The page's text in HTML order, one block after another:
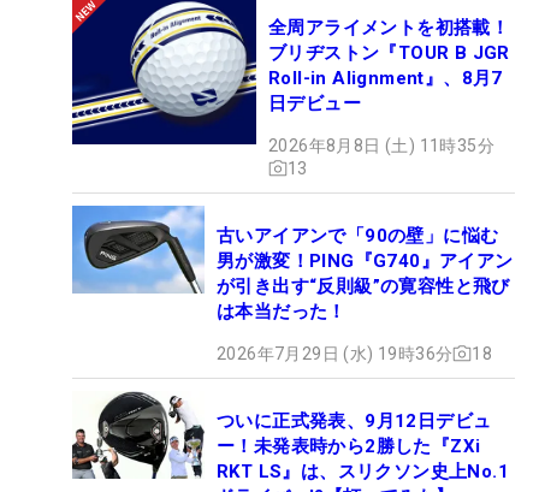
全周アライメントを初搭載！
ブリヂストン『TOUR B JGR
Roll-in Alignment』、8月7
日デビュー
2026年8月8日 (土) 11時35分
13
古いアイアンで「90の壁」に悩む
男が激変！PING『G740』アイアン
が引き出す“反則級”の寛容性と飛び
は本当だった！
2026年7月29日 (水) 19時36分 18
ついに正式発表、9月12日デビュ
ー！未発表時から2勝した『ZXi
RKT LS』は、スリクソン史上No.1